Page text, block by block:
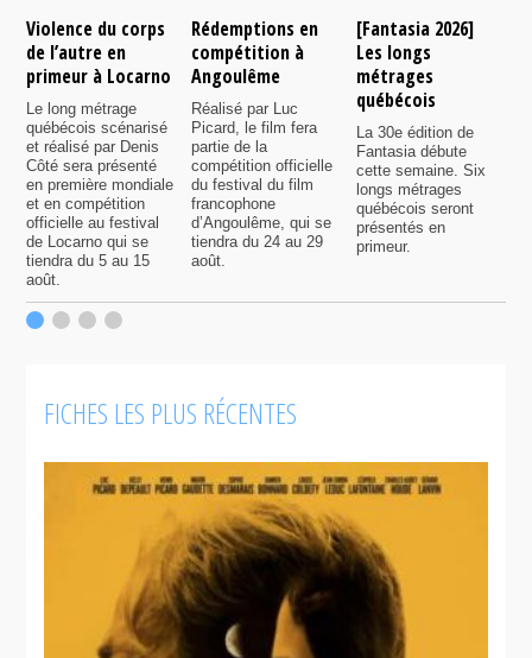
Violence du corps
de l’autre en
primeur à Locarno
Le long métrage
québécois scénarisé
et réalisé par Denis
Côté sera présenté
en première mondiale
et en compétition
officielle au festival
de Locarno qui se
tiendra du 5 au 15
août.
Rédemptions en
compétition à
Angoulême
Réalisé par Luc
Picard, le film fera
partie de la
compétition officielle
du festival du film
francophone
d’Angoulême, qui se
tiendra du 24 au 29
août.
[Fantasia 2026]
Les longs
métrages
québécois
La 30e édition de
Fantasia débute
cette semaine. Six
longs métrages
québécois seront
présentés en
primeur.
FICHES LES PLUS RÉCENTES